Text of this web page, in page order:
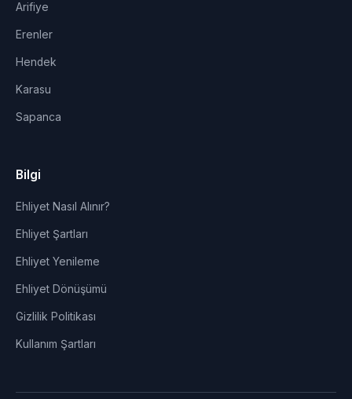
Arifiye
Erenler
Hendek
Karasu
Sapanca
Bilgi
Ehliyet Nasıl Alınır?
Ehliyet Şartları
Ehliyet Yenileme
Ehliyet Dönüşümü
Gizlilik Politikası
Kullanım Şartları